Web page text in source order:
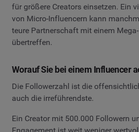
für größere Creators einsetzen. Ein
von Micro-Influencern kann
teure Partnerschaft mit einem
übertreffen.
Worauf Sie bei einem Influencer
Die Followerzahl ist die
auch die irreführendste.
Ein Creator mit 500.000 Followern